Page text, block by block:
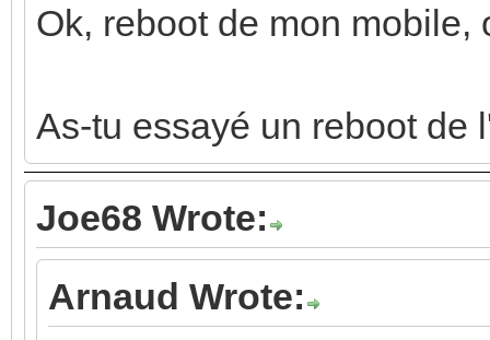
Ok, reboot de mon
As-tu essayé un reboot de
Joe68 Wrote:
Arnaud Wrote: